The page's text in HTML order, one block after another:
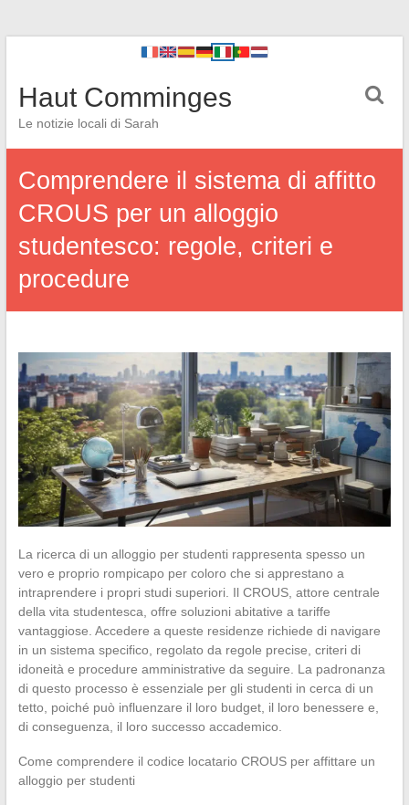
Haut Comminges
Le notizie locali di Sarah
Comprendere il sistema di affitto
CROUS per un alloggio
studentesco: regole, criteri e
procedure
La ricerca di un alloggio per studenti rappresenta spesso un
vero e proprio rompicapo per coloro che si apprestano a
intraprendere i propri studi superiori. Il CROUS, attore centrale
della vita studentesca, offre soluzioni abitative a tariffe
vantaggiose. Accedere a queste residenze richiede di navigare
in un sistema specifico, regolato da regole precise, criteri di
idoneità e procedure amministrative da seguire. La padronanza
di questo processo è essenziale per gli studenti in cerca di un
tetto, poiché può influenzare il loro budget, il loro benessere e,
di conseguenza, il loro successo accademico.
Come comprendere il codice locatario CROUS per affittare un
alloggio per studenti